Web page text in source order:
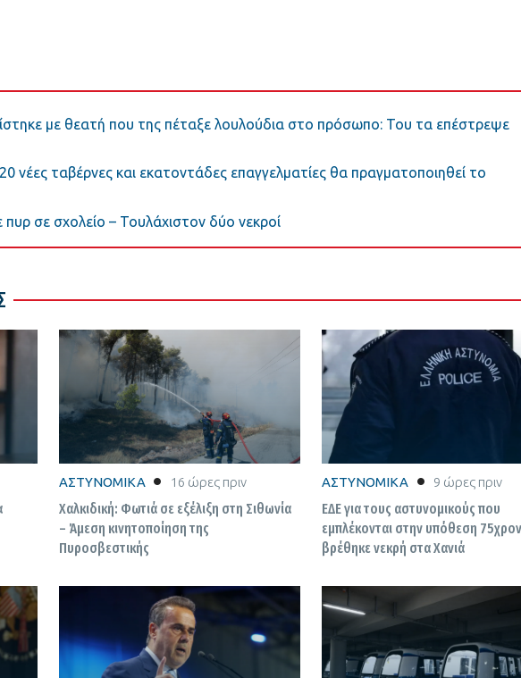
με θεατή που της πέταξε λουλούδια στο πρόσωπο: Του τα επέστρεψε
νέες ταβέρνες και εκατοντάδες επαγγελματίες θα πραγματοποιηθεί το
σε σχολείο – Τουλάχιστον δύο νεκροί
ΑΣΤΥΝΟΜΙΚΑ 16 ώρες πριν
Χαλκιδική: Φωτιά σε εξέλιξη στη Σιθωνία
– Άμεση κινητοποίηση της
Πυροσβεστικής
ΑΣΤΥΝΟΜΙΚΑ 9 ώρες πριν
ΕΔΕ για τους αστυνομικούς που
εμπλέκονται στην υπόθεση
βρέθηκε νεκρή στα Χανιά